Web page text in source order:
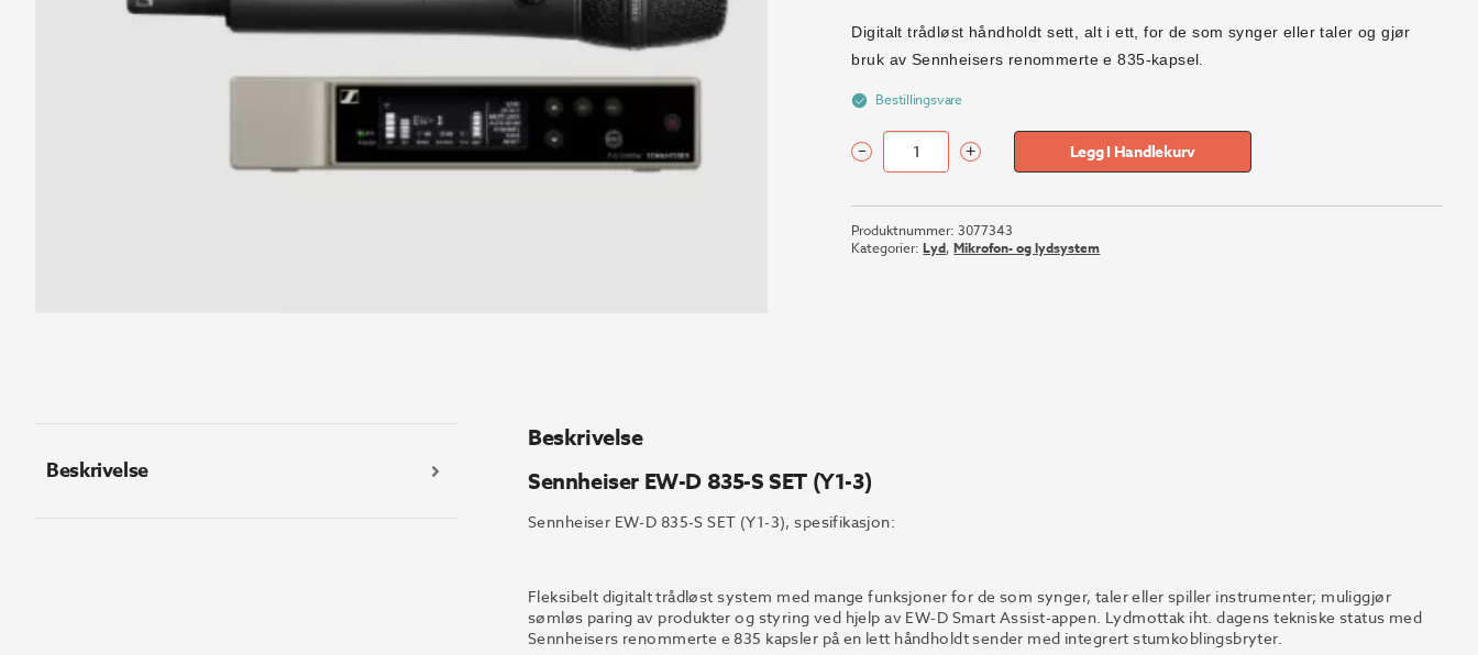
Digitalt trådløst håndholdt sett, alt i ett, for de som synger eller taler og gjør
bruk av Sennheisers renommerte e 835-kapsel.
Bestillingsvare
Sennheiser
D
835-
S
– + Legg I Handlekurv
Produktnummer:3077343
Kategorier:Lyd,Mikrofon- og lydsystem
Beskrivelse
Beskrivelse
Sennheiser EW-D 835-S SET (Y1-3)
Sennheiser EW-D 835-S SET (Y1-3), spesifikasjon:
Fleksibelt digitalt trådløst system med mange funksjoner for de som synger, taler eller spiller instrumenter; muliggjør
sømløs paring av produkter og styring ved hjelp av EW-D Smart Assist-appen. Lydmottak iht. dagens tekniske status med
Sennheisers renommerte e 835 kapsler på en lett håndholdt sender med integrert stumkoblingsbryter.